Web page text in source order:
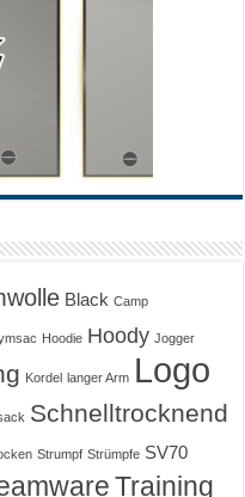
Black Camp
Hoodie Hoody Jogger
Kordel langer Arm Logo
Schnelltrocknend
Strumpf Strümpfe SV70
Training